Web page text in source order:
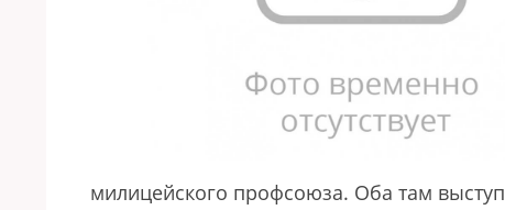
милицейского профсоюза. Оба там